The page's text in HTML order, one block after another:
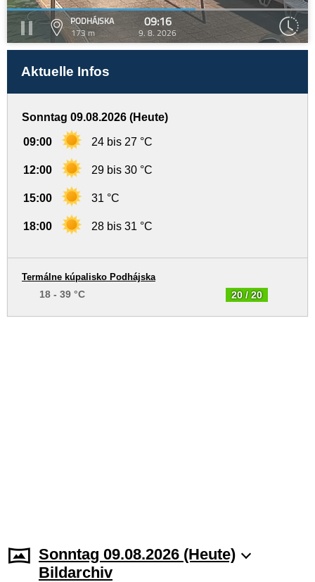
PODHÁJSKA
173 m
09:16
9. 8. 2026
Aktuelle Infos
Sonntag 09.08.2026 (Heute)
09:00 24 bis 27 °C
12:00 29 bis 30 °C
15:00 31 °C
18:00 28 bis 31 °C
20 / 20
Termálne kúpalisko Podhájska
18 - 39 °C
Sonntag 09.08.2026 (Heute)
Bildarchiv